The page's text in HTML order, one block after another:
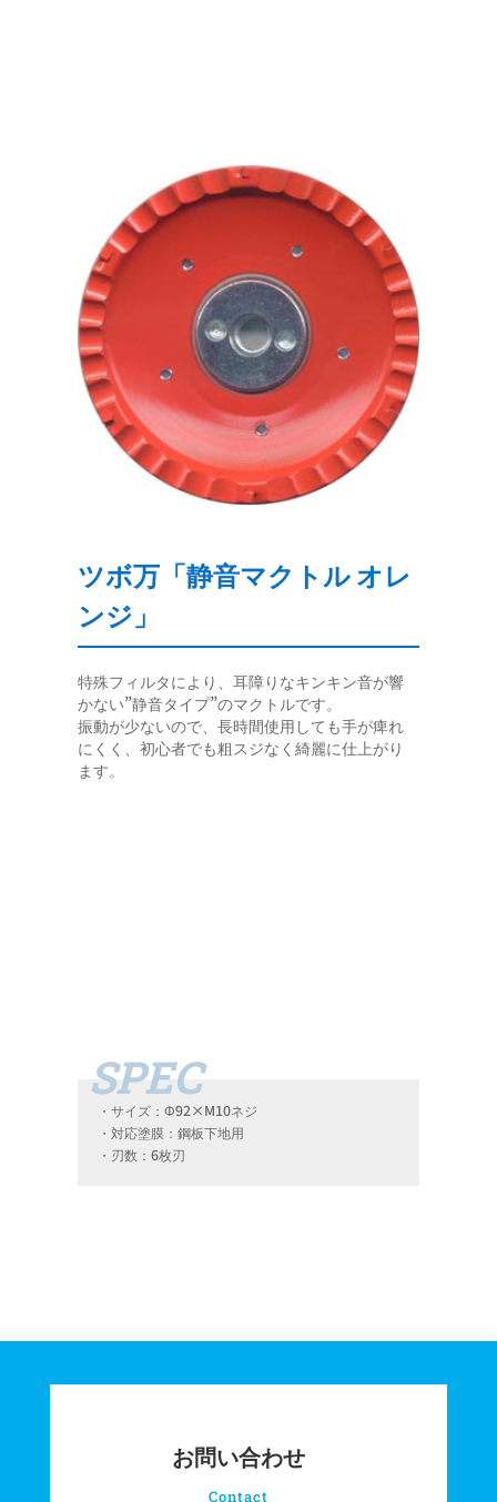
ツボ万「静音マクトル オレ
ンジ」
特殊フィルタにより、耳障りなキンキン音が響
かない”静音タイプ”のマクトルです。
振動が少ないので、長時間使用しても手が痺れ
にくく、初心者でも粗スジなく綺麗に仕上がり
ます。
・サイズ：Φ92×M10ネジ
・対応塗膜：鋼板下地用
・刃数：6枚刃
お問い合わせ
Contact